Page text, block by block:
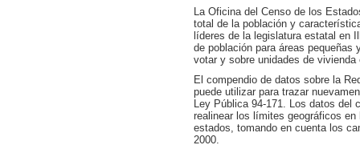
La Oficina del Censo de los
total de la población y
líderes de la legislatura estatal en
de población para áreas pequeñas
votar y sobre unidades de vivienda
El compendio de datos sobre la
puede utilizar para trazar
Ley Pública 94-171. Los datos del
realinear los límites geográficos
estados, tomando en cuenta los
2000.